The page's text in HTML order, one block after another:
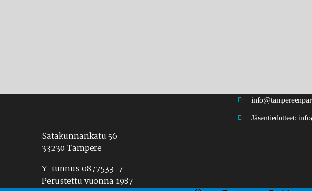
Satakunnankatu 56
33230 Tampere
Y-tunnus 0877533-7
Perustettu vuonna 1987
Jäsentiedotteet: